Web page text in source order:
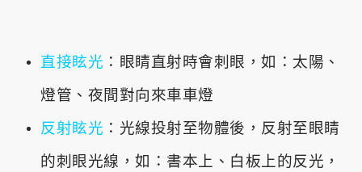
直接眩光 ：眼睛直射時會刺眼，如：太陽、
燈管、夜間對向來車車燈
反射眩光 ：光線投射至物體後，反射至眼睛
的刺眼光線，如：書本上、白板上的反光，